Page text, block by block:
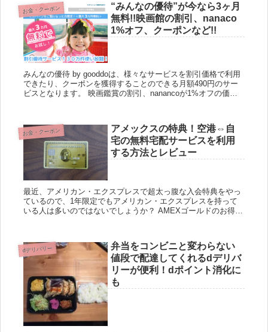
お金・クーポン
“みんなの優待”が今なら3ヶ月
無料!!映画館の割引、nanaco
1%オフ、クーポンなど!!
みんなの優待 by gooddoは、様々なサービスを割引価格で利用
できたり、クーポンを獲得することのできる月額490円のサー
ビスとなります。 映画鑑賞の割引、nanancoが1%オフの価格
お金・クーポン
アメックスの特典！空港⇔自
宅の無料宅配サービスを利用
する方法とレビュー
最近、アメリカン・エクスプレスで超太っ腹な入会特典をやっ
ているので、1年限定でもアメリカン・エクスプレスを持って
いる人は多いのではないでしょうか？ AMEXゴールドのお得な
dデリバリー
弁当をコンビニと変わらない
値段で配達してくれるdデリバ
リーが便利！dポイント消化に
も